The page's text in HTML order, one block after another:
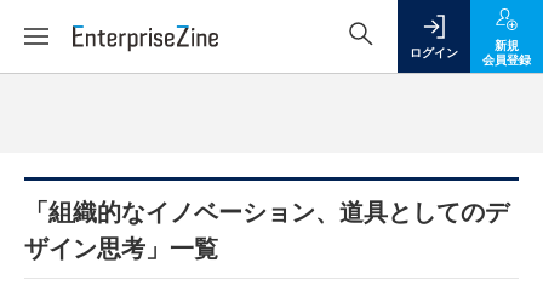
ログイン
新規
会員登録
「組織的なイノベーション、道具としてのデ
ザイン思考」一覧